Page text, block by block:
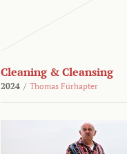
Cleaning & Cleansing
2024 / Thomas Fürhapter